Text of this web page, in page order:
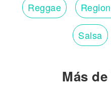
Reggae
Salsa
Más